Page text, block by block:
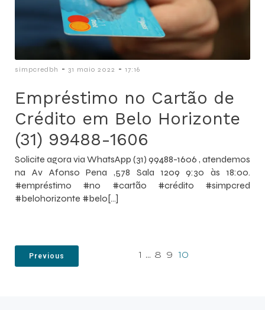
simpcredbh - 31 maio 2022 - 17:16
Empréstimo no Cartão de
Crédito em Belo Horizonte
(31) 99488-1606
Solicite agora via WhatsApp (31) 99488-1606 , atendemos
na Av Afonso Pena ,578 Sala 1209 9:30 às 18:00.
#empréstimo #no #cartão #crédito #simpcred
#belohorizonte #belo[…]
Previous 1 … 8 9 10